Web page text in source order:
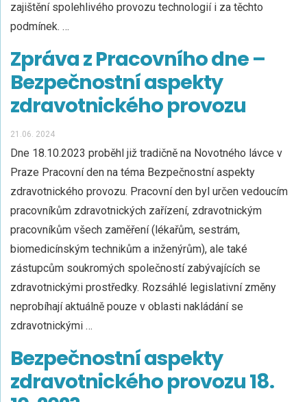
zajištění spolehlivého provozu technologií i za těchto
podmínek. …
Zpráva z Pracovního dne –
Bezpečnostní aspekty
zdravotnického provozu
21.06. 2024
Dne 18.10.2023 proběhl již tradičně na Novotného lávce v
Praze Pracovní den na téma Bezpečnostní aspekty
zdravotnického provozu. Pracovní den byl určen vedoucím
pracovníkům zdravotnických zařízení, zdravotnickým
pracovníkům všech zaměření (lékařům, sestrám,
biomedicínským technikům a inženýrům), ale také
zástupcům soukromých společností zabývajících se
zdravotnickými prostředky. Rozsáhlé legislativní změny
neprobíhají aktuálně pouze v oblasti nakládání se
zdravotnickými …
Bezpečnostní aspekty
zdravotnického provozu 18.